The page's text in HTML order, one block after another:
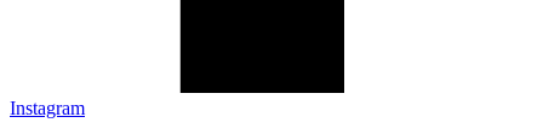
Instagram